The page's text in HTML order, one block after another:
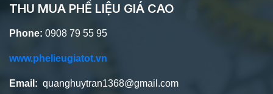
THU MUA PHẾ LIỆU GIÁ CAO
Phone: 0908 79 55 95
www.phelieugiatot.vn
Email: quanghuytran1368@gmail.com